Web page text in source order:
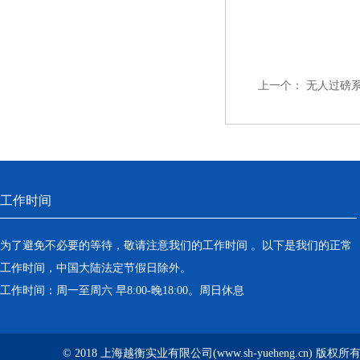
上一个： 无人过磅
工作时间
为了避免不必要的等待，敬请注意我们的工作时间 。以下是我们的正常
工作时间，中国大陆法定节假日除外。
工作时间：周一至周六 早8:00-晚18:00。周日休息
© 2018 上海越衡实业有限公司(www.sh-yueheng.cn) 版权所